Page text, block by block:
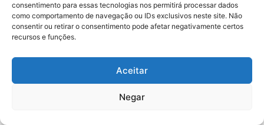
consentimento para essas tecnologias nos permitirá processar dados
como comportamento de navegação ou IDs exclusivos neste site. Não
consentir ou retirar o consentimento pode afetar negativamente certos
recursos e funções.
Aceitar
Negar
Acidente: A caminho do trabalho
professora se envolve em